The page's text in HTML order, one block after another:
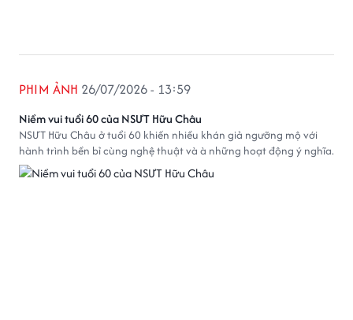
Niềm vui tuổi 60 của NSƯT Hữu Châu
PHIM ẢNH 26/07/2026 - 13:59
NSƯT Hữu Châu ở tuổi 60 khiến nhiều khán giả ngưỡng mộ với
hành trình bền bỉ cùng nghệ thuật và à những hoạt động ý nghĩa.